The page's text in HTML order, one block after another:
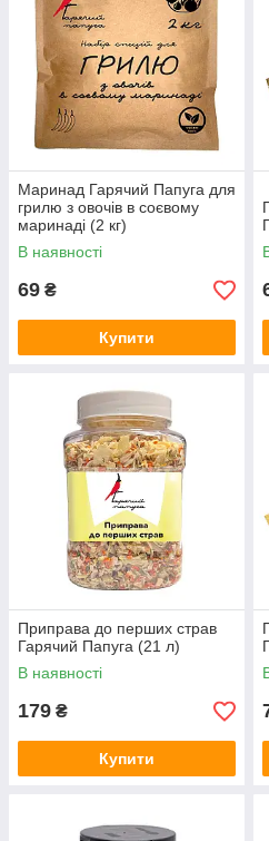
Маринад Гарячий Папуга для
грилю з овочів в соєвому
маринаді (2 кг)
В наявності
69 ₴
Купити
Приправа до перших страв
Гарячий Папуга (21 л)
В наявності
179 ₴
Купити